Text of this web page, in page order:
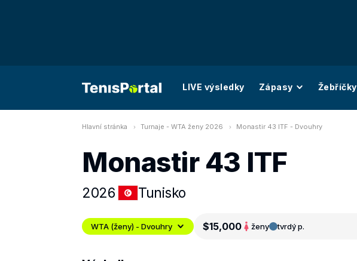
LIVE výsledky Zápasy Žebříčky
Hlavní stránka Turnaje - WTA ženy 2026 Monastir 43 ITF - Dvouhry
Monastir 43 ITF
2026 Tunisko
WTA (ženy) - Dvouhry $15,000 ženy tvrdý p.